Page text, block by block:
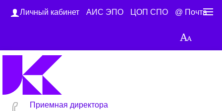
Личный кабинет АИС ЭПО ЦОП СПО @ Почта
Приемная директора